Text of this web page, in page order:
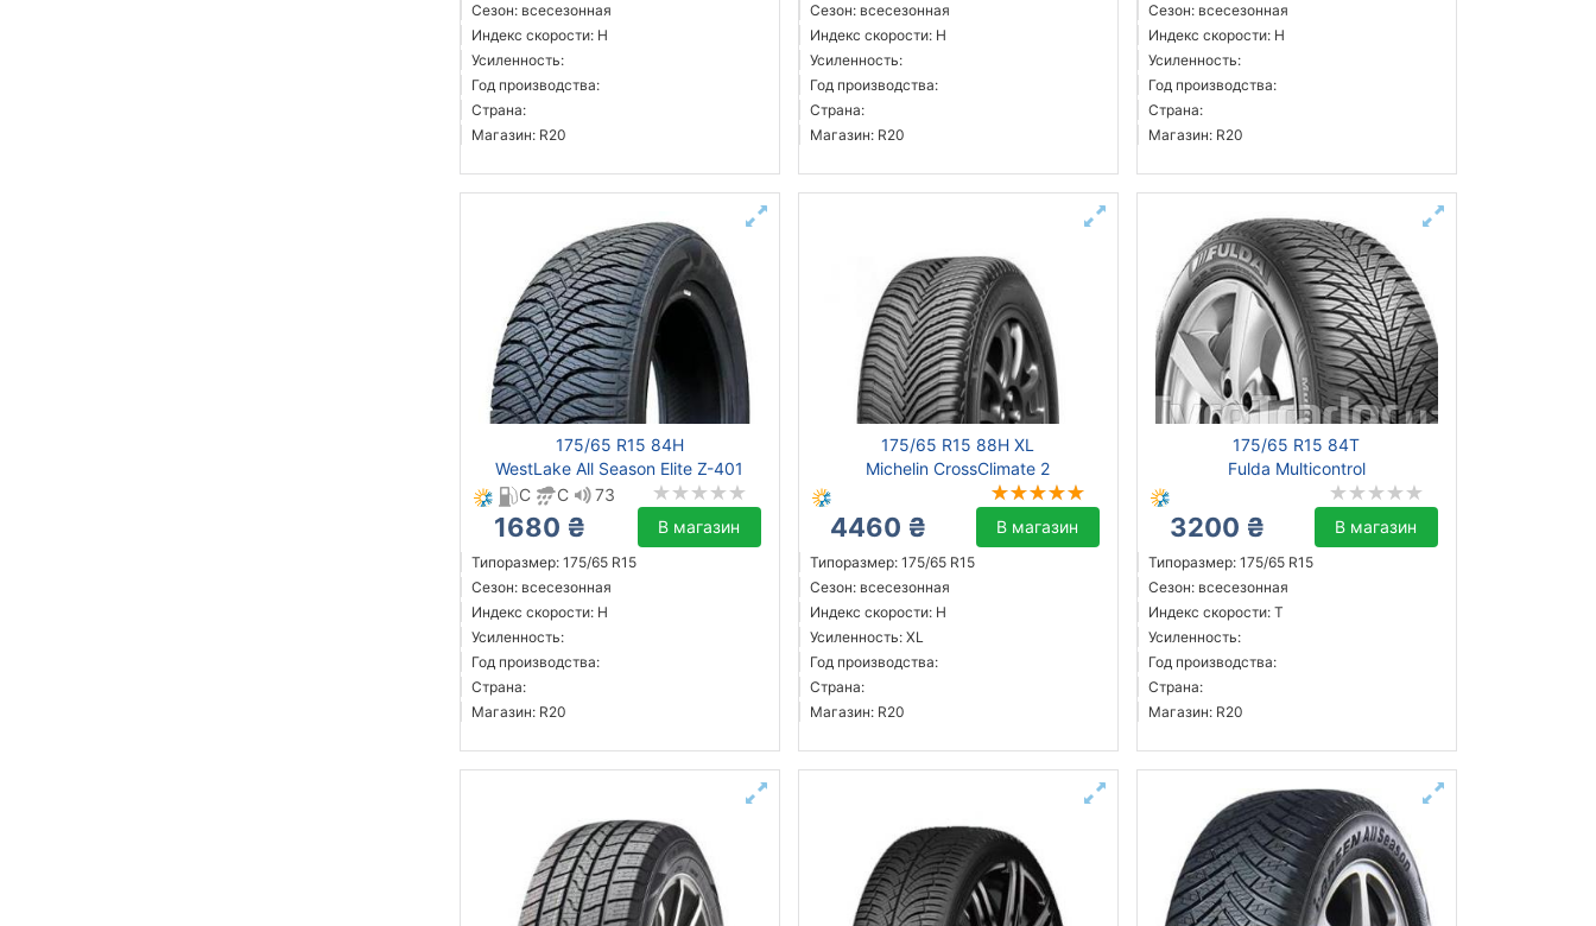
Сезон: всесезонная
Индекс скорости: H
Усиленность:
Год производства:
Страна:
Магазин: R20
Сезон: всесезонная
Индекс скорости: H
Усиленность:
Год производства:
Страна:
Магазин: R20
Сезон: всесезонная
Индекс скорости: H
Усиленность:
Год производства:
Страна:
Магазин: R20
175/65 R15 84H
WestLake All Season Elite Z-401
C
C 73
1680 ₴ В магазин
Типоразмер: 175/65 R15
Сезон: всесезонная
Индекс скорости: H
Усиленность:
Год производства:
Страна:
Магазин: R20
175/65 R15 88H XL
Michelin CrossClimate 2
4460 ₴ В магазин
Типоразмер: 175/65 R15
Сезон: всесезонная
Индекс скорости: H
Усиленность: XL
Год производства:
Страна:
Магазин: R20
175/65 R15 84T
Fulda Multicontrol
3200 ₴ В магазин
Типоразмер: 175/65 R15
Сезон: всесезонная
Индекс скорости: T
Усиленность:
Год производства:
Страна:
Магазин: R20